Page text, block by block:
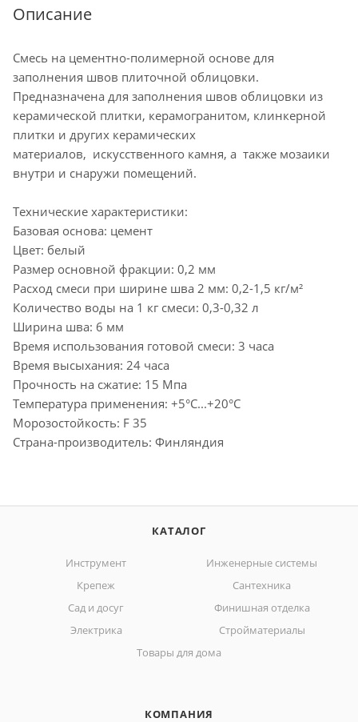
Описание
Смесь на цементно-полимерной основе для
заполнения швов плиточной облицовки.
Предназначена для заполнения швов облицовки из
керамической плитки, керамогранитом, клинкерной
плитки и других керамических
материалов, искусственного камня, а также мозаики
внутри и снаружи помещений.
Технические характеристики:
Базовая основа: цемент
Цвет: белый
Размер основной фракции: 0,2 мм
Расход смеси при ширине шва 2 мм: 0,2-1,5 кг/м²
Количество воды на 1 кг смеси: 0,3-0,32 л
Ширина шва: 6 мм
Время использования готовой смеси: 3 часа
Время высыхания: 24 часа
Прочность на сжатие: 15 Мпа
Температура применения: +5°С...+20°С
Морозостойкость: F 35
Страна-производитель: Финляндия
КАТАЛОГ
Инструмент
Инженерные системы
Крепеж
Сантехника
Сад и досуг
Финишная отделка
Электрика
Стройматериалы
Товары для дома
КОМПАНИЯ